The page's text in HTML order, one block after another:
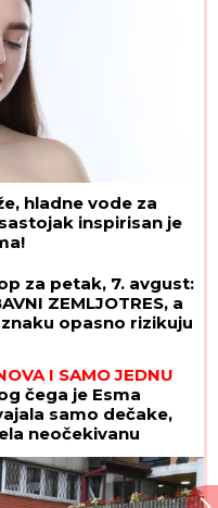
hladne vode za
inspirisan je
za petak, 7. avgust:
ZEMLJOTRES, a
opasno rizikuju
I SAMO JEDNU
čega je Esma
samo dečake,
neočekivanu